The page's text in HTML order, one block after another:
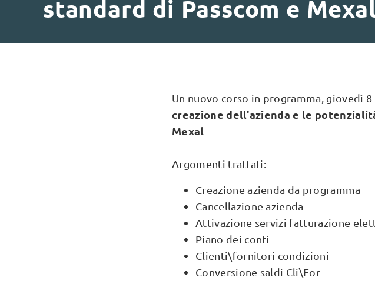
standard di Passcom e Mexal
Un nuovo corso in programma, giovedì 8
creazione dell'azienda e le
Mexal
Argomenti trattati:
Creazione azienda da programma
Cancellazione azienda
Attivazione servizi fatturazione
Piano dei conti
Clienti\fornitori condizioni
Conversione saldi Cli\For